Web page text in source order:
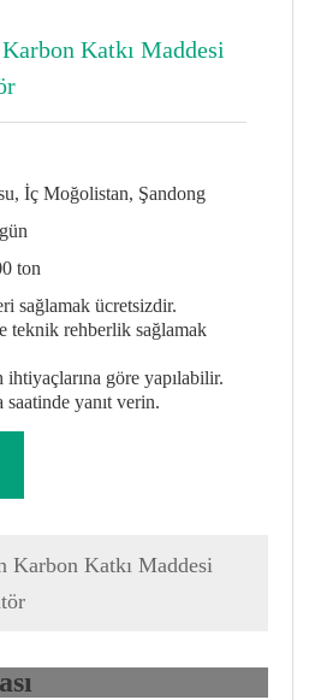
Katkı Maddesi
İç Moğolistan, Şandong
ton
sağlamak ücretsizdir.
teknik rehberlik sağlamak
göre yapılabilir.
saatinde yanıt verin.
Karbon Katkı Maddesi